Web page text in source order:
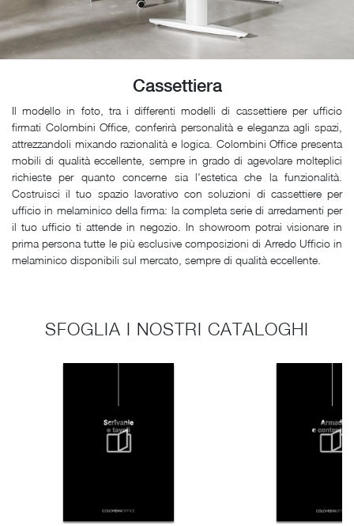
Cassettiera
Il modello in foto, tra i differenti modelli di cassettiere per ufficio
firmati Colombini Office, conferirà personalità e eleganza agli spazi,
attrezzandoli mixando razionalità e logica. Colombini Office presenta
mobili di qualità eccellente, sempre in grado di agevolare molteplici
richieste per quanto concerne sia l'estetica che la funzionalità.
Costruisci il tuo spazio lavorativo con soluzioni di cassettiere per
ufficio in melaminico della firma: la completa serie di arredamenti per
il tuo ufficio ti attende in negozio. In showroom potrai visionare in
prima persona tutte le più esclusive composizioni di Arredo Ufficio in
melaminico disponibili sul mercato, sempre di qualità eccellente.
SFOGLIA I NOSTRI CATALOGHI